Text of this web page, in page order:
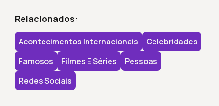
Relacionados:
Acontecimentos Internacionais
Celebridades
Famosos
Filmes E Séries
Pessoas
Redes Sociais